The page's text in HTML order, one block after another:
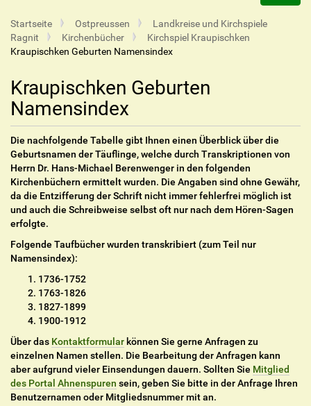
Startseite Ostpreussen
Landkreise und Kirchspiele
Ragnit
Kirchenbücher
Kirchspiel Kraupischken
Kraupischken Geburten Namensindex
Kraupischken Geburten
Namensindex
Die nachfolgende Tabelle gibt Ihnen einen Überblick über die
Geburtsnamen der Täuflinge, welche durch Transkriptionen von
Herrn Dr. Hans-Michael Berenwenger in den folgenden
Kirchenbüchern ermittelt wurden. Die Angaben sind ohne Gewähr,
da die Entzifferung der Schrift nicht immer fehlerfrei möglich ist
und auch die Schreibweise selbst oft nur nach dem Hören-Sagen
erfolgte.
Folgende Taufbücher wurden transkribiert (zum Teil nur
Namensindex):
1736-1752
1763-1826
1827-1899
1900-1912
Über das Kontaktformular können Sie gerne Anfragen zu
einzelnen Namen stellen. Die Bearbeitung der Anfragen kann
aber aufgrund vieler Einsendungen dauern. Sollten Sie Mitglied
des Portal Ahnenspuren sein, geben Sie bitte in der Anfrage Ihren
Benutzernamen oder Mitgliedsnummer mit an.